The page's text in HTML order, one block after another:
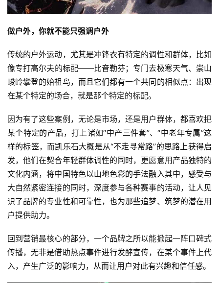
做户外，你就不能只强调户外
传统的户外运动，尤其是冲锋衣有特定的调性和群体，比如
像专打高尔夫的标配——比音勒芬；专门去极寒天气、崇山
峻岭攀登的始祖鸟，而且它们都有一个共同的相似点：出现
在某个特定的场合，就是那个特定的标配。
因为有了这些案例，无论是市场，还是用户群体，都喜欢把
某个特定的产品，打上诸如“中产三件套”、“中老年专属”这
样的标签，而凯乐石大概是从“不走寻常路”的思路上获得启
发，他们在契合年轻群体调性的同时，更愿意用产品独特的
文化内涵，将中国特色以山地色彩的手法融入其中，感受与
大自然紧密连接的同时，深度参与各种赛事的活动，让人见
识了品牌的专业性和可靠性，也为那些追梦、筑梦的潜在用
户提供助力。
回到营销最核心的部分，一个品牌之所以能掀起一阵口碑式
传播，无非是借助热点事件进行发酵宣传，在某个事件上代
入，产生广泛的影响力，从而让用户对此有兴趣和信任感。